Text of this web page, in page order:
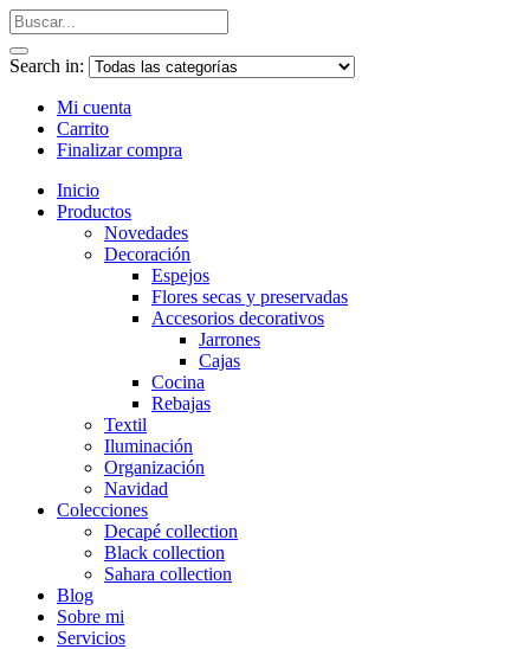
Search in:
Mi cuenta
Carrito
Finalizar compra
Inicio
Productos
Novedades
Decoración
Espejos
Flores secas y preservadas
Accesorios decorativos
Jarrones
Cajas
Cocina
Rebajas
Textil
Iluminación
Organización
Navidad
Colecciones
Decapé collection
Black collection
Sahara collection
Blog
Sobre mi
Servicios